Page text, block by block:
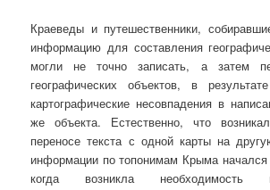
Краеведы и путешественники,
информацию для составления
могли не точно записать, а затем
географических объектов, в
картографические несовпадения в
же объекта. Естественно, что
переносе текста с одной карты на
информации по топонимам Крыма
когда возникла необходимость